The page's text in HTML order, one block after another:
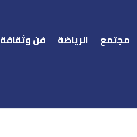
مجتمع الرياضة فن وثقافة